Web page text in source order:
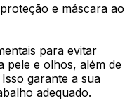
e máscara ao
para evitar
pele e olhos, além de
garante a sua
adequado.